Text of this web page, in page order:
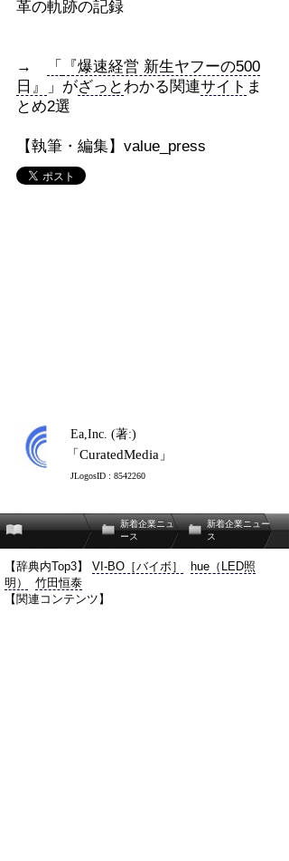
革の軌跡の記録
→ 「
『爆速経営 新生ヤフーの500
日』
」がざっとわかる関連サイト ま
とめ2選
【執筆・編集】value_press
Ea,Inc. (著:)
「CuratedMedia」
JLogosID : 8542260
新着企業ニュ
ース
新着企業ニュー
ス
【辞典内Top3】 VI-BO［バイボ］
hue（LED照
明）
竹田恒泰
【関連コンテンツ】